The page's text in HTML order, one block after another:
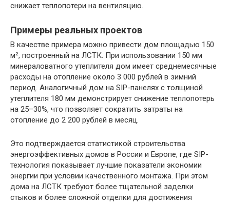
снижает теплопотери на вентиляцию.
Примеры реальных проектов
В качестве примера можно привести дом площадью 150
м², построенный на ЛСТК. При использовании 150 мм
минераловатного утеплителя дом имеет среднемесячные
расходы на отопление около 3 000 рублей в зимний
период. Аналогичный дом на SIP-панелях с толщиной
утеплителя 180 мм демонстрирует снижение теплопотерь
на 25–30%, что позволяет сократить затраты на
отопление до 2 200 рублей в месяц.
Это подтверждается статистикой строительства
энергоэффективных домов в России и Европе, где SIP-
технология показывает лучшие показатели экономии
энергии при условии качественного монтажа. При этом
дома на ЛСТК требуют более тщательной заделки
стыков и более сложной отделки для достижения